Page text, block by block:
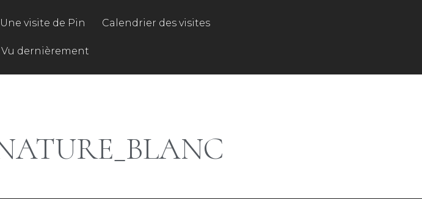
Une visite de Pin Calendrier des visites
Vu dernièrement